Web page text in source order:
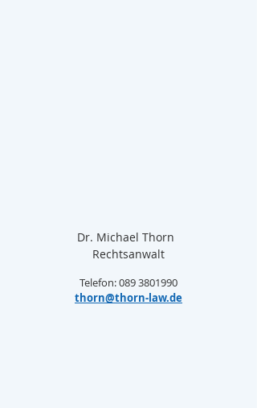
Dr. Michael Thorn
Rechtsanwalt
Telefon: 089 3801990
thorn@thorn-law.de